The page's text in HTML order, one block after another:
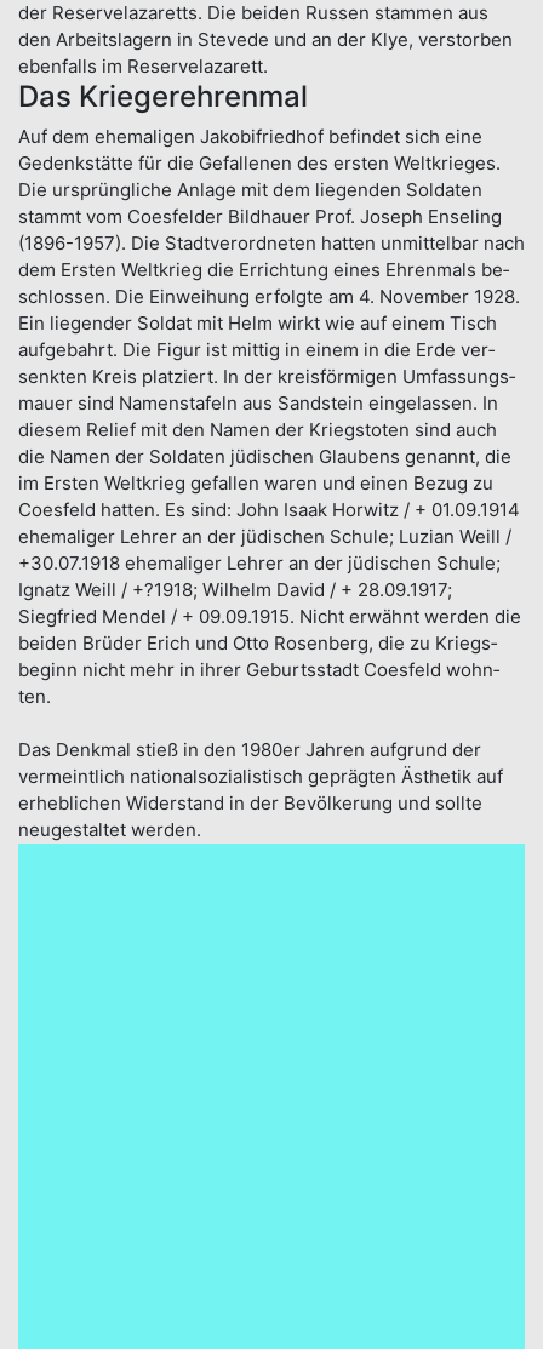
der Reserve­laza­retts. Die bei­den Russen stam­men aus
den Arbeits­lagern in Stevede und an der Klye, ver­stor­ben
eben­falls im Reserve­lazarett.
Das Kriegerehrenmal
Auf dem ehe­maligen Jakobi­fried­hof be­fin­det sich eine
Gedenk­stätte für die Ge­fallenen des ersten Welt­krieges.
Die ur­sprüng­liche An­lage mit dem lie­genden Sol­daten
stammt vom Coes­felder Bild­hauer Prof. Joseph Enseling
(1896-1957). Die Stadt­verordne­ten hatten un­mittel­bar nach
dem Ersten Welt­krieg die Er­rich­tung eines Ehren­mals be­
schlossen. Die Ein­weihung erfolgte am 4. November 1928.
Ein lie­gen­der Sol­dat mit Helm wirkt wie auf einem Tisch
auf­gebahrt. Die Figur ist mit­tig in einem in die Erde ver­
senkten Kreis platziert. In der kreis­förmi­gen Um­fassungs­
mauer sind Na­mens­tafeln aus Sand­stein ein­gelas­sen. In
diesem Re­lief mit den Namen der Kriegs­toten sind auch
die Namen der Sol­daten jüdi­schen Glau­bens ge­nannt, die
im Ersten Welt­krieg ge­fallen wa­ren und einen Be­zug zu
Coesfeld hatten. Es sind: John Isaak Horwitz / + 01.09.1914
ehe­maliger Lehrer an der jü­dischen Schu­le; Luzian Weill /
+30.07.1918 ehe­maliger Lehrer an der jü­dischen Schu­le;
Ignatz Weill / +?1918; Wilhelm David / + 28.09.1917;
Siegfried Mendel / + 09.09.1915. Nicht er­wähnt werden die
beiden Brü­der Erich und Otto Rosen­berg, die zu Kriegs­
beginn nicht mehr in ihrer Geburts­stadt Coesfeld wohn­
ten.
Das Denkmal stieß in den 1980er Jahren aufgrund der
vermeint­lich national­sozialistisch gepräg­ten Ästhetik auf
erheblichen Wider­stand in der Bevöl­kerung und sollte
neu­gestal­tet werden.